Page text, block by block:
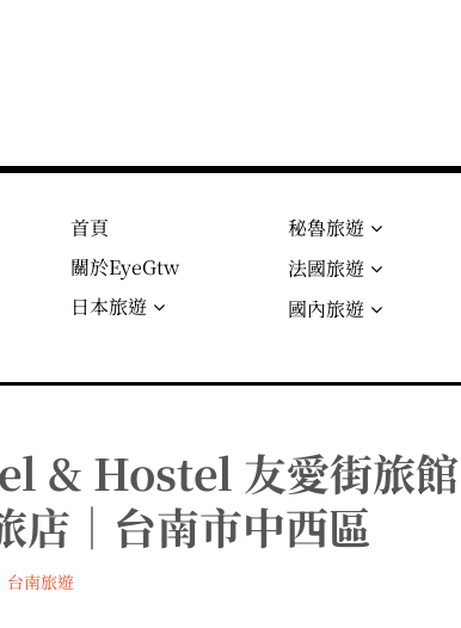
首頁
關於EyeGtw
日本旅遊
秘魯旅遊
法國旅遊
國內旅遊
& Hostel 友愛街旅
店｜台南市中西區
台南旅遊